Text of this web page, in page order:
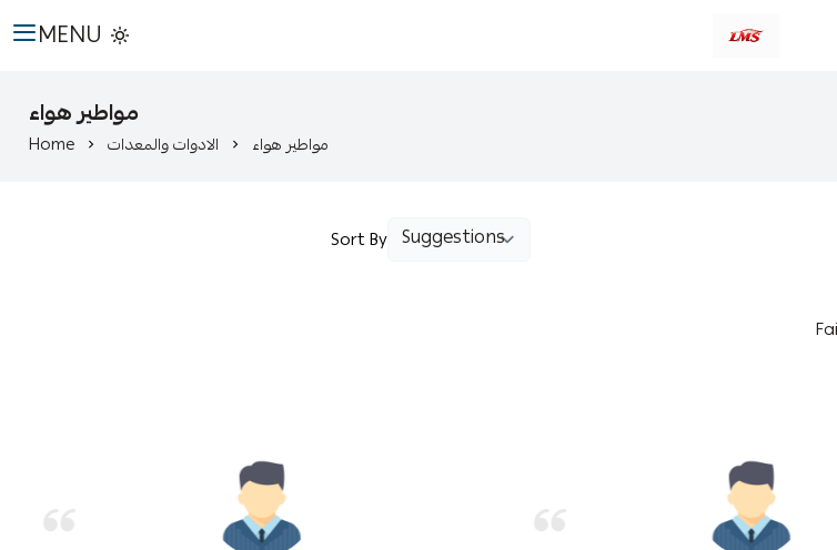
MENU
مواطير هواء
Home الادوات والمعدات مواطير هواء
Sort By